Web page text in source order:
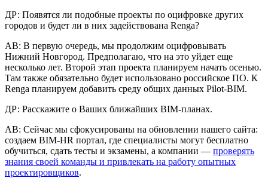
ДР: Появятся ли подобные проекты по оцифровке других
городов и будет ли в них задействована Renga?
АВ: В первую очередь, мы продолжим оцифровывать
Нижний Новгород. Предполагаю, что на это уйдет еще
несколько лет. Второй этап проекта планируем начать осенью.
Там также обязательно будет использовано российское ПО. К
Renga планируем добавить среду общих данных Pilot-BIM.
ДР: Расскажите о Ваших ближайших BIM-планах.
АВ: Сейчас мы сфокусированы на обновлении нашего сайта:
создаем BIM-HR портал, где специалисты могут бесплатно
обучиться, сдать тесты и экзамены, а компании — проверять
знания своей команды и привлекать на работу опытных
проектировщиков.